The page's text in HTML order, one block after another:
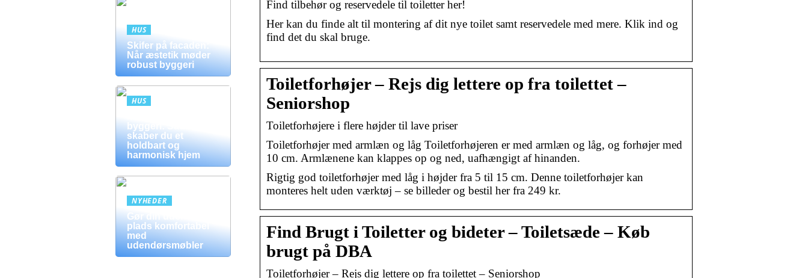
Find tilbehør og reservedele til toiletter her!
Her kan du finde alt til montering af dit nye toilet samt reservedele med mere. Klik ind og
find det du skal bruge.
Toiletforhøjer – Rejs dig lettere op fra toilettet –
Seniorshop
Toiletforhøjere i flere højder til lave priser
Toiletforhøjer med armlæn og låg Toiletforhøjeren er med armlæn og låg, og forhøjer med
10 cm. Armlænene kan klappes op og ned, uafhængigt af hinanden.
Rigtig god toiletforhøjer med låg i højder fra 5 til 15 cm. Denne toiletforhøjer kan
monteres helt uden værktøj – se billeder og bestil her fra 249 kr.
Find Brugt i Toiletter og bideter – Toiletsæde – Køb
brugt på DBA
Toiletforhøjer – Rejs dig lettere op fra toilettet – Seniorshop
HUS
Skifer på facaden:
Når æstetik møder
robust byggeri
HUS
byggeri: Sådan
skaber du et
holdbart og
harmonisk hjem
NYHEDER
Gør din udendørs
plads komfortabel
med
udendørsmøbler